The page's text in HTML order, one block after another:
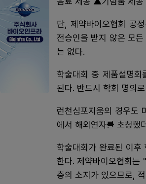
단, 제약바이오협회 공
전승인을 받지 않은 모
는 없다.
학술대회 중 제품설명
된다. 반드시 학회 명의
런천심포지움의 경우도
에서 해외연자를 초청했
학술대회가 완료된 이후
한다. 제약바이오협회는
충의 소지가 있으므로,